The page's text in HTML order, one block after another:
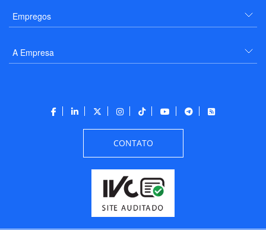
Empregos
A Empresa
CONTATO